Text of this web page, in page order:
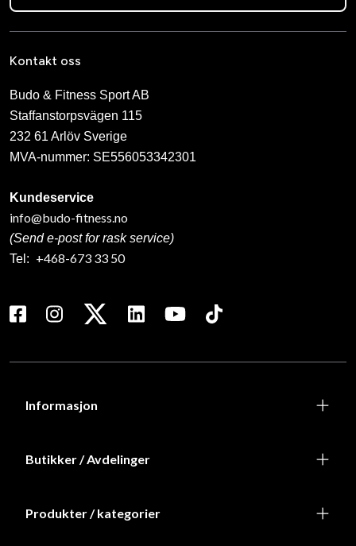
Kontakt oss
Budo & Fitness Sport AB
Staffanstorpsvägen 115
232 61 Arlöv Sverige
MVA-nummer: SE556053342301
Kundeservice
info@budo-fitness.no
(Send e-post for rask service)
Tel: +468-673 33 50
Informasjon
Butikker / Avdelinger
Produkter / kategorier